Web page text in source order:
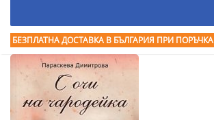
БЕЗПЛАТНА ДОСТАВКА В БЪЛГАРИЯ ПРИ ПОРЪЧКА